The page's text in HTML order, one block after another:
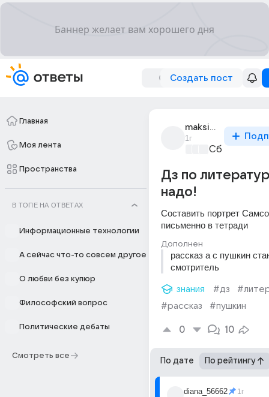
Создать пост
Главная
Моя лента
Пространства
В ТОПЕ НА ОТВЕТАХ
Информационные технологии
А сейчас что-то совсем другое
О любви без купюр
Философский вопрос
Политические дебаты
Смотреть все
maksimmm_maksim
1г
Сборная
Дз по
надо!
Составить портрет
письменно в тетради
Дополнен
рассказ а с пушкин
смотритель
знания #дз
#рассказ
#пушкин
0 10
По дате По рейтингу
diana_56662 1г